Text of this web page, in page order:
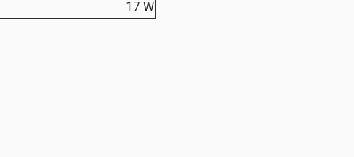
17 W